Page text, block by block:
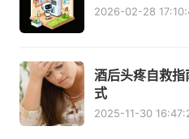
2026-02-28
酒后头疼自救
式
2025-11-30